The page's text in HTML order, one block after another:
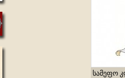
სამეფო